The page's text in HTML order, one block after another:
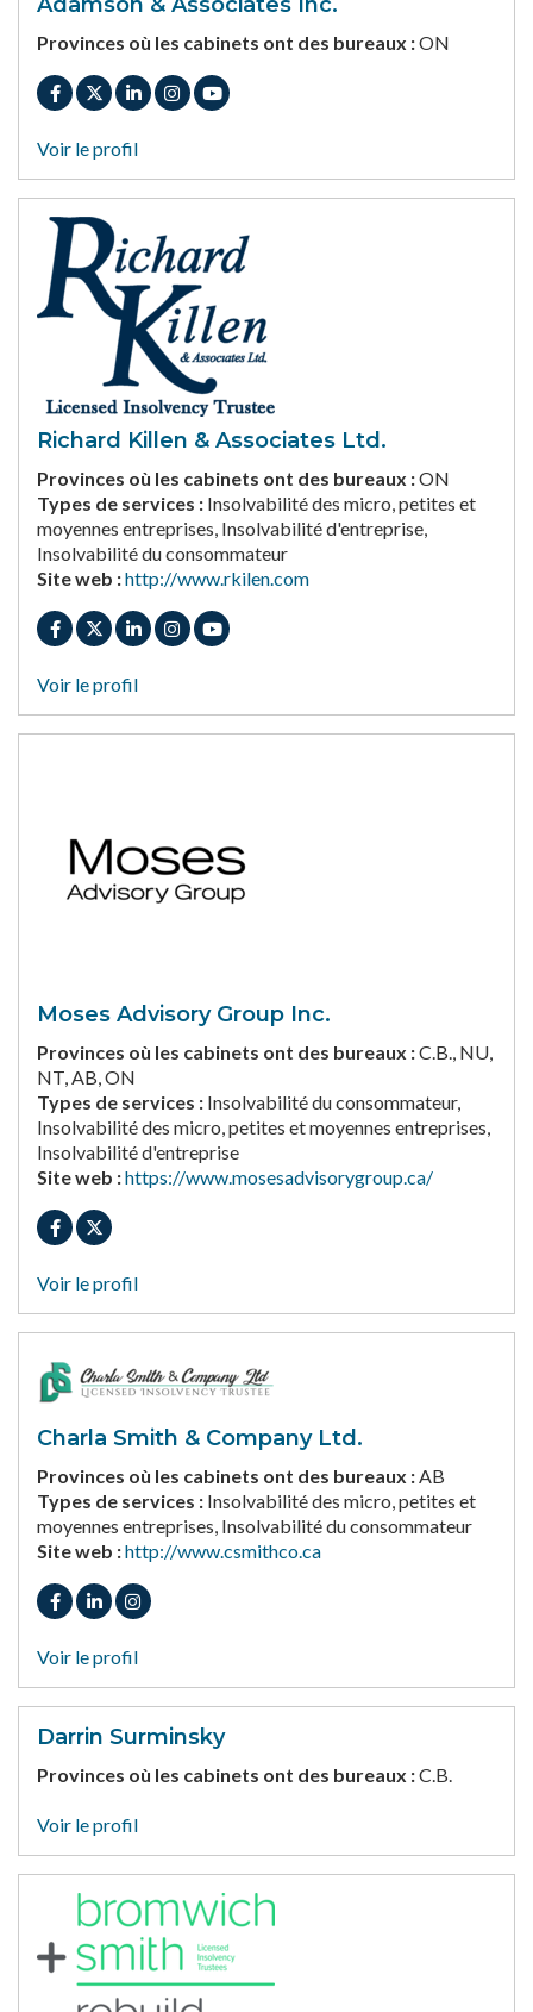
Provinces où les cabinets ont des bureaux :ON
Voir le profil
Richard Killen & Associates Ltd.
Provinces où les cabinets ont des bureaux :ON
Types de services : Insolvabilité des micro, petites et
moyennes entreprises, Insolvabilité d'entreprise,
Insolvabilité du consommateur
Site web :http://www.rkilen.com
Voir le profil
Moses Advisory Group Inc.
Provinces où les cabinets ont des bureaux :C.B., NU,
NT, AB, ON
Types de services : Insolvabilité du consommateur,
Insolvabilité des micro, petites et moyennes entreprises,
Insolvabilité d'entreprise
Site web :https://www.mosesadvisorygroup.ca/
Voir le profil
Charla Smith & Company Ltd.
Provinces où les cabinets ont des bureaux :AB
Types de services : Insolvabilité des micro, petites et
moyennes entreprises, Insolvabilité du consommateur
Site web :http://www.csmithco.ca
Voir le profil
Darrin Surminsky
Provinces où les cabinets ont des bureaux :C.B.
Voir le profil